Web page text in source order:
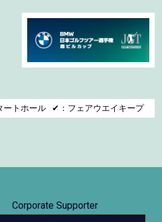
ートホール ✔：フェアウエイキープ
Corporate Supporter